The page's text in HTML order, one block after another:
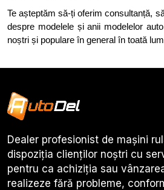
Te așteptăm să-ți oferim consultanță,
despre modelele și anii modelelor
noștri și populare în general în toată
Dealer profesionist de mașini
dispoziția clienților noștri cu
pentru ca achiziția sau
realizeze fără probleme,